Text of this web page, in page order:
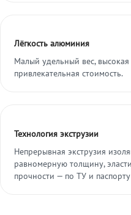
Лёгкость алюминия
Малый удельный вес,
привлекательная стоимость.
Технология экструзии
Непрерывная экструзия
равномерную толщину,
прочности — по ТУ и